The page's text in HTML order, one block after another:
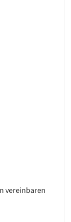
vereinbaren